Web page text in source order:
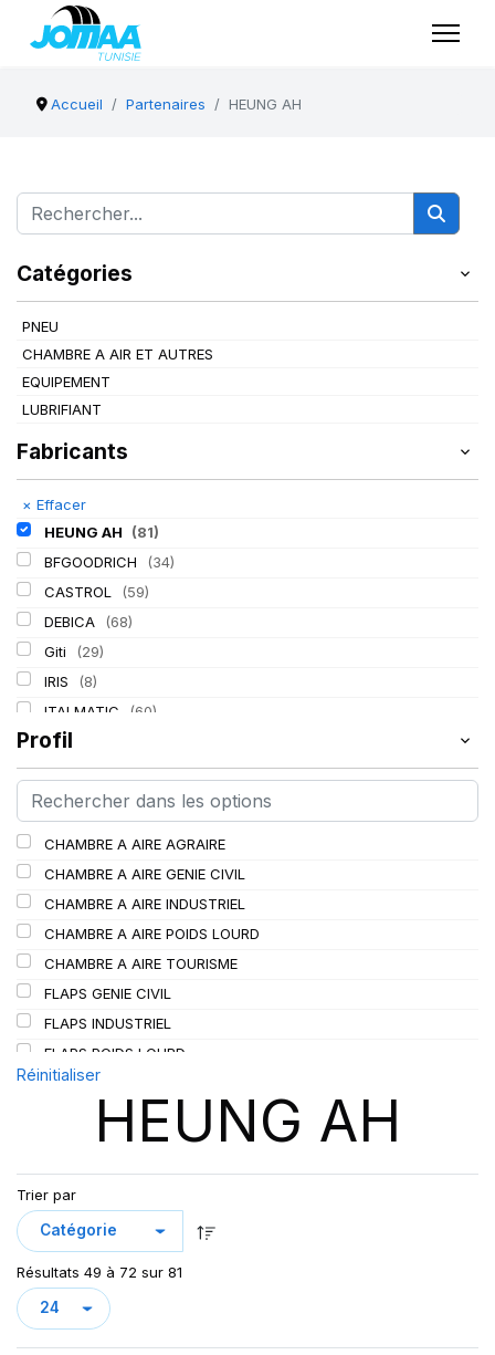
Accueil Partenaires HEUNG AH
Catégories
PNEU
CHAMBRE A AIR ET AUTRES
EQUIPEMENT
LUBRIFIANT
Fabricants
× Effacer
HEUNG AH
(81)
BFGOODRICH
(34)
CASTROL
(59)
DEBICA
(68)
Giti
(29)
IRIS
(8)
ITALMATIC
(60)
KLEBER
LASSA (174)
LING LONG
(152)
STICA (3)
(24)
Profil
CHAMBRE A AIRE AGRAIRE
CHAMBRE A AIRE GENIE CIVIL
CHAMBRE A AIRE INDUSTRIEL
CHAMBRE A AIRE POIDS LOURD
CHAMBRE A AIRE TOURISME
FLAPS GENIE CIVIL
FLAPS INDUSTRIEL
FLAPS POIDS LOURD
Réinitialiser
HEUNG AH
Trier par
Résultats 49 à 72 sur 81